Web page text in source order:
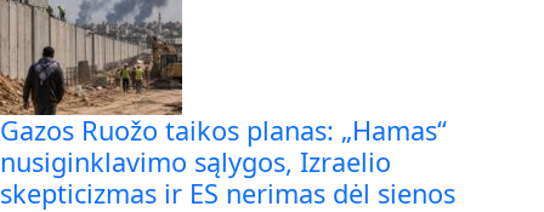
Gazos Ruožo taikos planas: „Hamas“
nusiginklavimo sąlygos, Izraelio
skepticizmas ir ES nerimas dėl sienos